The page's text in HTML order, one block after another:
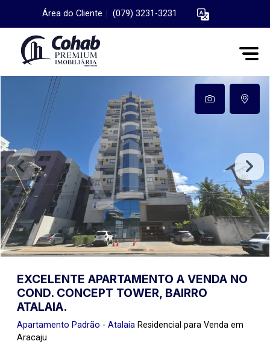
Área do Cliente (079) 3231-3231
EXCELENTE APARTAMENTO A VENDA NO
COND. CONCEPT TOWER, BAIRRO
ATALAIA.
Apartamento Padrão - Atalaia Residencial para Venda em
Aracaju